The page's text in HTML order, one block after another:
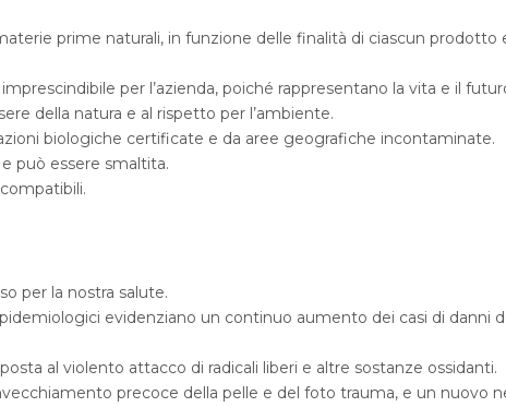
prime naturali, in funzione delle finalità di ciascun prodotto
per l’azienda, poiché rappresentano la vita e il
della natura e al rispetto per l’ambiente.
biologiche certificate e da aree geografiche incontaminate.
può essere smaltita.
per la nostra salute.
evidenziano un continuo aumento dei casi di danni
al violento attacco di radicali liberi e altre sostanze ossidanti.
precoce della pelle e del foto trauma, e un nuovo